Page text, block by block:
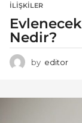
İLIŞKILER
Nedir?
by editor